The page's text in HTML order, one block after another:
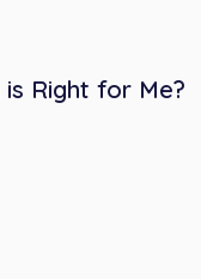
is Right for Me?